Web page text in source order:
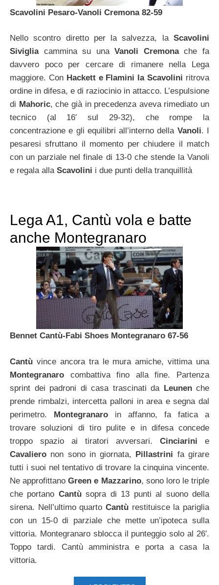
Scavolini Pesaro-Vanoli Cremona 82-59
Nello scontro diretto per la salvezza, la Scavolini
Sivigliacammina su unaVanoli Cremonache fa
davvero poco per cercare di rimanere nella Lega
maggiore. Con Hackett e Flamini la Scavolini ritrova
ordine in difesa, e di raziocinio in attacco. L’espulsione
di Mahoric, che già in precedenza aveva rimediato un
tecnico (al 16′ sul 29-32), che rompe la
concentrazione e gli equilibri all’interno della Vanoli. I
pesaresi sfruttano il momento per chiudere il match
con un parziale nel finale di 13-0 che stende la Vanoli
e regala alla Scavolini i due punti della tranquillità
Lega A1, Cantù vola e batte
anche Montegranaro
Bennet Cantù-Fabi Shoes Montegranaro 67-56
Cantù vince ancora tra le mura amiche, vittima una
Montegranaro combattiva fino alla fine. Partenza
sprint dei padroni di casa trascinati da Leunen che
prende rimbalzi, intercetta palloni in area e segna dal
perimetro. Montegranaro in affanno, fa fatica a
trovare soluzioni di tiro pulite e in difesa concede
troppo spazio ai tiratori avversari. Cinciarini e
Cavaliero non sono in giornata, Pillastrini fa girare
tutti i suoi nel tentativo di trovare la cinquina vincente.
Ne approfittanoGreen e Mazzarino, sono loro le triple
che portano Cantùsopra di 13 punti al suono della
sirena. Nell’ultimo quarto Cantù restituisce la pariglia
con un 15-0 di parziale che mette un’ipoteca sulla
vittoria. Montegranaro sblocca il punteggio solo al 26′.
Toppo tardi. Cantù amministra e porta a casa la
vittoria.